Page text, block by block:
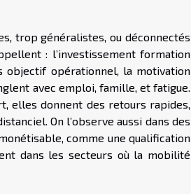
trop généralistes, ou déconnectés
: l’investissement formation
objectif opérationnel, la motivation
avec emploi, famille, et fatigue.
elles donnent des retours rapides,
On l’observe aussi dans des
comme une qualification
dans les secteurs où la mobilité